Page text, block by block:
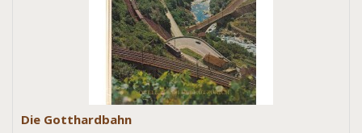
Die Gotthardbahn